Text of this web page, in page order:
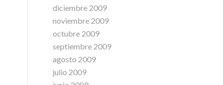
diciembre 2009
noviembre 2009
octubre 2009
septiembre 2009
agosto 2009
julio 2009